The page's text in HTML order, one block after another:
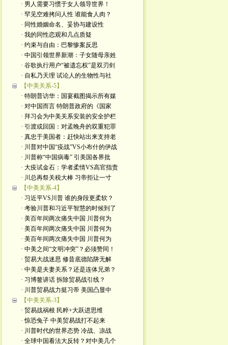
· 男人需要习惯于女人领导世界！
· 罕见空难拷问人性 谁能食人肉？
· 同性婚姻命名、妥协与建设性
· 我的同性恋观和几点质疑
· 约束与自由：巴黎惨案反思
· 中国引领世界新潮：子女随母亲姓
· 谷歌执行用户“被遗忘权”是双刃剑
· 自私乃天理 试论人的生物性与社
【中美关系-5】
· 特朗普访华：国宴截图揭示所有媒
· 对中国而言 特朗普政府的《国家
· 拜习会为中美关系安装的安全护栏
· 引渡或回国：对孟晚舟的双重犯罪
· 真忠于美国者：赶快站出来支持老
· 川普对中国“疫战”VS小布什的伊战
· 川普称“中国病毒” 引美国各界批
· 大疫试金石：学者柔情VS高官指责
· 川总再祭关税大棒 习帝拒让一寸
【中美关系-4】
· 习近平VS川普 谁的身段更柔软？
· 考验川普和习近平智慧的时候到了
· 美百年间两次痛失中国 川普何为
· 美百年间两次痛失中国 川普何为
· 美百年间两次痛失中国 川普何为
· 中美之间“文明冲突”？必须赞同！
· 贸易大战迷思 修昔底德陷阱无解
· 中美是夫妻关系？还是连体兄弟？
· 习博鳌讲话 拆除贸易战引线？
· 川普贸易战力挺习帝 美国凸显中
【中美关系-3】
· 贸易战祸根 民粹+大跃进思维
· 惊恐兔子 中美贸易战打不起来
· 川普时代的世界态势 冷战、凉战
· 全球中国看法大反转？对中美几个